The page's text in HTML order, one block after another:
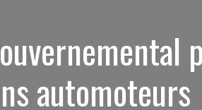
automoteurs